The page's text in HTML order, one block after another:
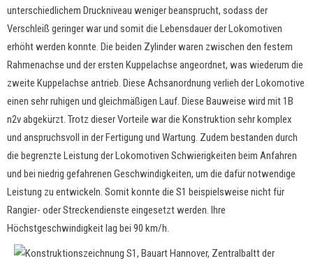
unterschiedlichem Druckniveau weniger beansprucht, sodass der
Verschleiß geringer war und somit die Lebensdauer der Lokomotiven
erhöht werden konnte. Die beiden Zylinder waren zwischen den festem
Rahmenachse und der ersten Kuppelachse angeordnet, was wiederum die
zweite Kuppelachse antrieb. Diese Achsanordnung verlieh der Lokomotive
einen sehr ruhigen und gleichmäßigen Lauf. Diese Bauweise wird mit 1B
n2v abgekürzt. Trotz dieser Vorteile war die Konstruktion sehr komplex
und anspruchsvoll in der Fertigung und Wartung. Zudem bestanden durch
die begrenzte Leistung der Lokomotiven Schwierigkeiten beim Anfahren
und bei niedrig gefahrenen Geschwindigkeiten, um die dafür notwendige
Leistung zu entwickeln. Somit konnte die S1 beispielsweise nicht für
Rangier- oder Streckendienste eingesetzt werden. Ihre
Höchstgeschwindigkeit lag bei 90 km/h.